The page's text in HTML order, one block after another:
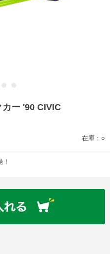
ー '90 CIVIC
在庫：○